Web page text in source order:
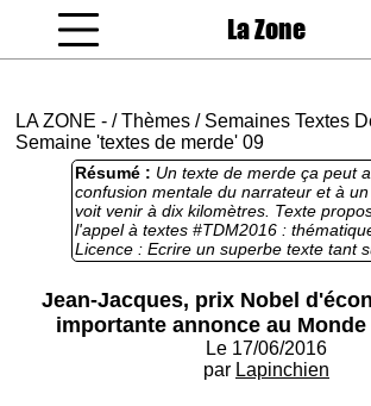
La Zone
LA ZONE - /Thèmes / Semaines Textes
Semaine 'textes de merde' 09
Résumé : Un texte de merde ça peut
confusion mentale du narrateur et à
voit venir à dix kilomètres. Texte
l'appel à textes #TDM2016 :
Licence : Ecrire un superbe texte tant
dans la forme, c'est devenu tellement
premier écrivaillon venu... Relevez le
texte le plus pourri de l'année 2016 !
difficile que vous ne l'imaginez. Vos
http://forum.lazone.org/
Jean-Jacques, prix Nobel
importante annonce au Monde
Le 17/06/2016
par Lapinchien